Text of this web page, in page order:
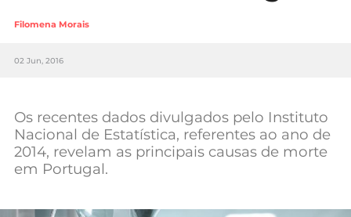
Lifestyle
Sociedade
Negócios
Mundial 2026
Filomena Morais
02 Jun, 2016
Os recentes dados divulgados pelo Instituto
Nacional de Estatística, referentes ao ano de
2014, revelam as principais causas de morte
em Portugal.